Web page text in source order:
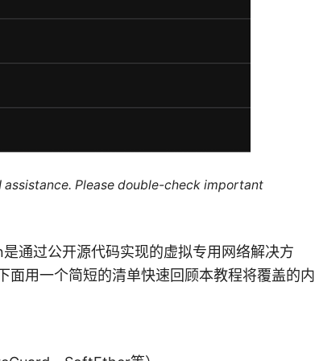
Please double-check important
通过公开源代码实现的虚拟专用网络解决方
面用一个简短的清单快速回顾本教程将覆盖的内